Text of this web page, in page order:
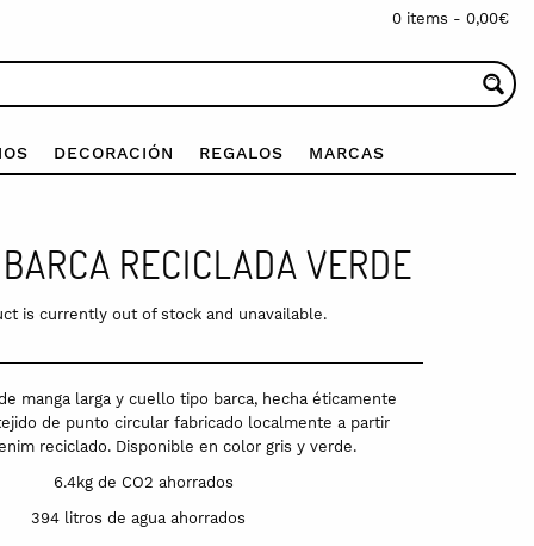
0 items - 0,00€
DECORACIÓN REGALOS MARCAS
RECICLADA VERDE
is currently out of stock and unavailable.
manga larga y cuello tipo barca, hecha éticamente
de punto circular fabricado localmente a partir
reciclado. Disponible en color gris y verde.
6.4kg de CO2 ahorrados
394 litros de agua ahorrados